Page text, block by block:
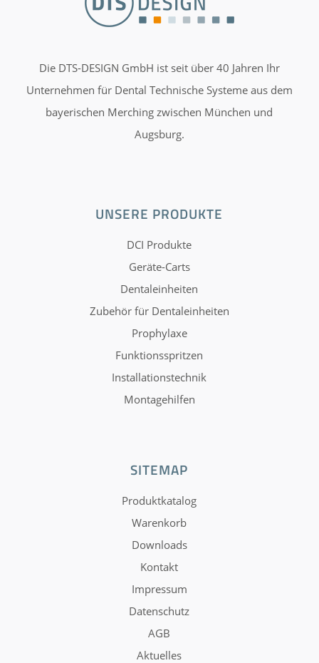
Die DTS-DESIGN GmbH ist seit über 40 Jahren Ihr
Unternehmen für Dental Technische Systeme aus dem
bayerischen Merching zwischen München und
Augsburg.
UNSERE PRODUKTE
DCI Produkte
Geräte-Carts
Dentaleinheiten
Zubehör für Dentaleinheiten
Prophylaxe
Funktionsspritzen
Installationstechnik
Montagehilfen
SITEMAP
Produktkatalog
Warenkorb
Downloads
Kontakt
Impressum
Datenschutz
AGB
Aktuelles